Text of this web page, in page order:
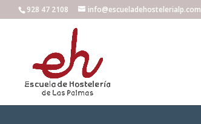
928 47 2108 info@escueladehostelerialp.com